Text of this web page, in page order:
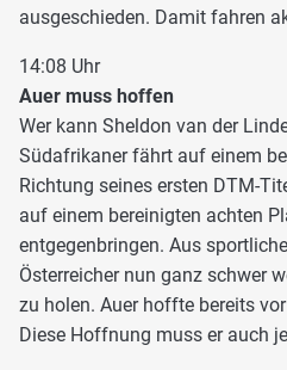
ausgeschieden. Damit fahren
14:08 Uhr
Auer muss hoffen
Wer kann Sheldon van der
Südafrikaner fährt auf einem
Richtung seines ersten DTM-
auf einem bereinigten achten
entgegenbringen. Aus
Österreicher nun ganz schwer
zu holen. Auer hoffte bereits
Diese Hoffnung muss er auch